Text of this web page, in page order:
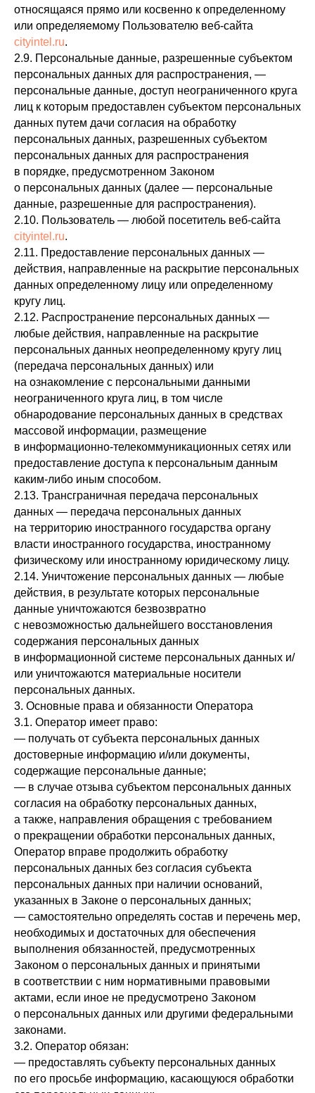
относящаяся прямо или косвенно к определенному
или определяемому Пользователю веб-сайта
cityintel.ru.
2.9. Персональные данные, разрешенные субъектом
персональных данных для распространения, —
персональные данные, доступ неограниченного круга
лиц к которым предоставлен субъектом персональных
данных путем дачи согласия на обработку
персональных данных, разрешенных субъектом
персональных данных для распространения
в порядке, предусмотренном Законом
о персональных данных (далее — персональные
данные, разрешенные для распространения).
2.10. Пользователь — любой посетитель веб-сайта
cityintel.ru.
2.11. Предоставление персональных данных —
действия, направленные на раскрытие персональных
данных определенному лицу или определенному
кругу лиц.
2.12. Распространение персональных данных —
любые действия, направленные на раскрытие
персональных данных неопределенному кругу лиц
(передача персональных данных) или
на ознакомление с персональными данными
неограниченного круга лиц, в том числе
обнародование персональных данных в средствах
массовой информации, размещение
в информационно-телекоммуникационных сетях или
предоставление доступа к персональным данным
каким-либо иным способом.
2.13. Трансграничная передача персональных
данных — передача персональных данных
на территорию иностранного государства органу
власти иностранного государства, иностранному
физическому или иностранному юридическому лицу.
2.14. Уничтожение персональных данных — любые
действия, в результате которых персональные
данные уничтожаются безвозвратно
с невозможностью дальнейшего восстановления
содержания персональных данных
в информационной системе персональных данных и/
или уничтожаются материальные носители
персональных данных.
3. Основные права и обязанности Оператора
3.1. Оператор имеет право:
— получать от субъекта персональных данных
достоверные информацию и/или документы,
содержащие персональные данные;
— в случае отзыва субъектом персональных данных
согласия на обработку персональных данных,
а также, направления обращения с требованием
о прекращении обработки персональных данных,
Оператор вправе продолжить обработку
персональных данных без согласия субъекта
персональных данных при наличии оснований,
указанных в Законе о персональных данных;
— самостоятельно определять состав и перечень мер,
необходимых и достаточных для обеспечения
выполнения обязанностей, предусмотренных
Законом о персональных данных и принятыми
в соответствии с ним нормативными правовыми
актами, если иное не предусмотрено Законом
о персональных данных или другими федеральными
законами.
3.2. Оператор обязан:
— предоставлять субъекту персональных данных
по его просьбе информацию, касающуюся обработки